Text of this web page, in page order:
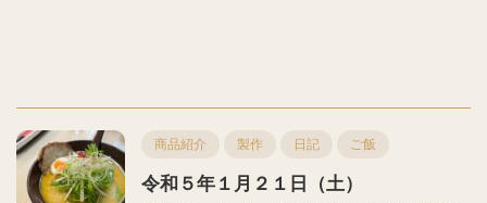
商品紹介 製作 日記 ご飯
令和５年１月２１日（土）